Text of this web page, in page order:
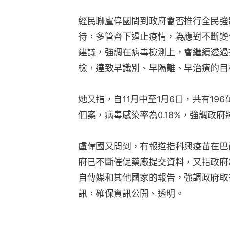
經民聯盧偉國問到政府會否推行全民
待，多管齊下遏止疫情，為應對不斷
建議，強調在病毒檢測上，會繼續透
檢，達致早識別、早隔離、早治療的目
她又指，自11月中至1月6日，共有
個案，病毒感染率為0.18%，強調政府
盧偉國又問到，有報道指科興疫苖在
府已不斷催促藥廠提交資料，又指政
自傳媒和其他國家的報告，強調政府
訊，確保資訊公開、透明。